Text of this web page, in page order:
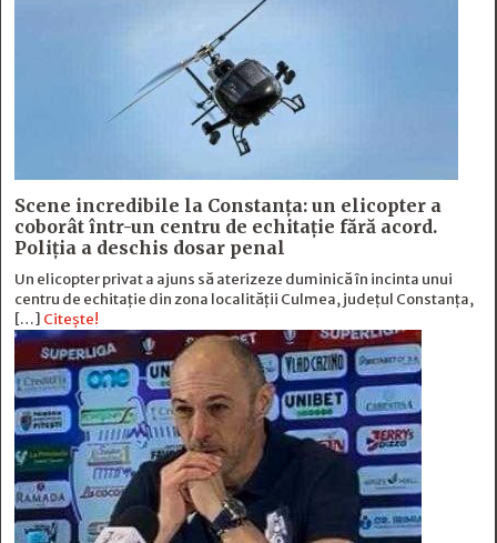
Scene incredibile la Constanța: un elicopter a
coborât într-un centru de echitație fără acord.
Poliția a deschis dosar penal
Un elicopter privat a ajuns să aterizeze duminică în incinta unui
centru de echitație din zona localității Culmea, județul Constanța,
[…] Citește!